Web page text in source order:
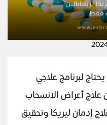
يحتاج لبرنامج علاجي
أعراض الانسحاب
إدمان ليريكا وتحقيق